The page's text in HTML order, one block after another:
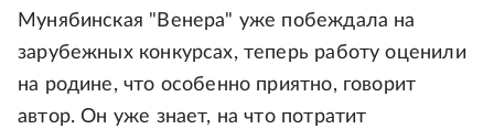
Мунябинская "Венера" уже побеждала на
зарубежных конкурсах, теперь работу оценили
на родине, что особенно приятно, говорит
автор. Он уже знает, на что потратит